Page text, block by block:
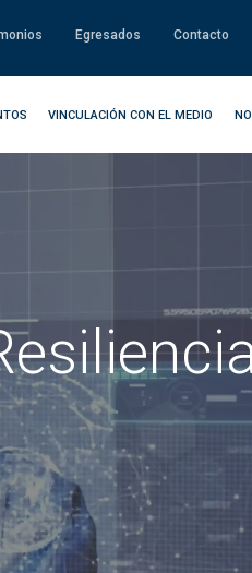
Egresados Contacto
VINCULACIÓN CON EL MEDIO